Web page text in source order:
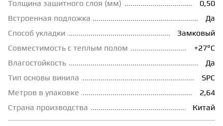
ТЕРМОПАРКЕТ
ЭКОМАССИВ
МАССИВНАЯ ДОСКА
Толщина зашитного слоя (мм)
0,50
Встроенная подложка
Да
Способ укладки
Замковый
Совместимость с теплым полом
+27°С
Влагостойкость
Да
Тип основы винила
SPC
Метров в упаковке
2,64
Страна производства
Китай